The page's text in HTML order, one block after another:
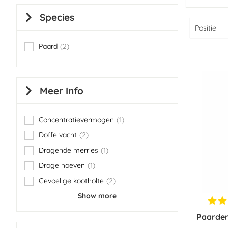
Species
Paard 2
items
Meer Info
Concentratievermogen 1
item
Doffe vacht
2
items
Dragende merries
1
item
Droge hoeven
1
item
Gevoelige kootholte
2
items
Show more